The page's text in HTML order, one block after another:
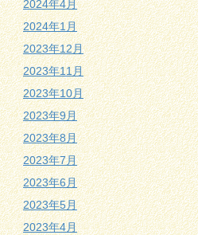
2024年4月
2024年1月
2023年12月
2023年11月
2023年10月
2023年9月
2023年8月
2023年7月
2023年6月
2023年5月
2023年4月